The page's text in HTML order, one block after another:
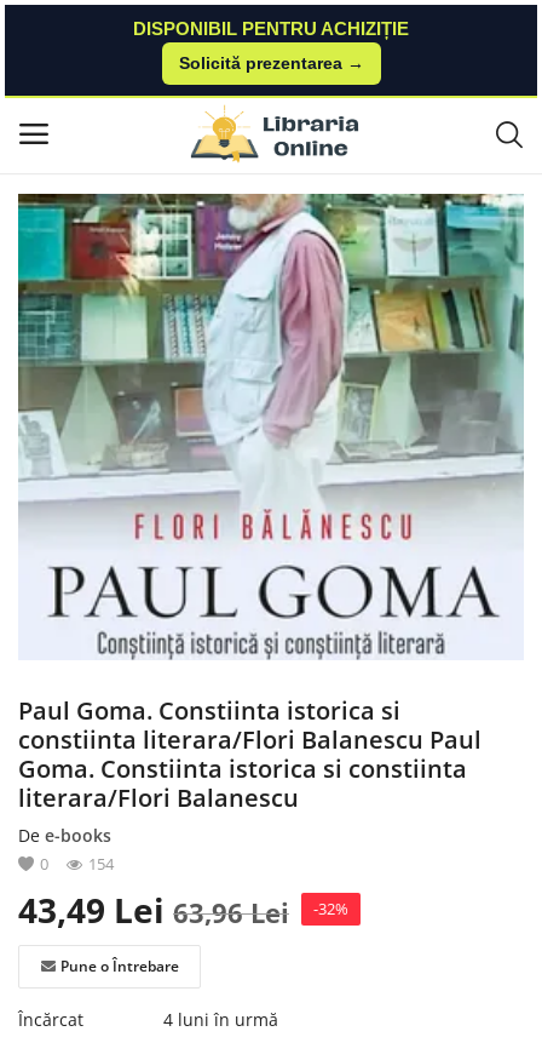
DISPONIBIL PENTRU ACHIZIȚIE
Solicită prezentarea →
Meniu principal
Categorii
Acasă
Listă de dorințe
Contact
Blog
Autentificare
Paul Goma. Constiinta istorica si constiinta literara/Flori Balanescu Paul
Goma. Constiinta istorica si constiinta literara/Flori Balanescu
Paul Goma. Constiinta istorica si
constiinta literara/Flori Balanescu Paul
Goma. Constiinta istorica si constiinta
literara/Flori Balanescu
De e-books
0 154
43,49 Lei 63,96Lei -32%
Pune o Întrebare
Încărcat 4 luni în urmă